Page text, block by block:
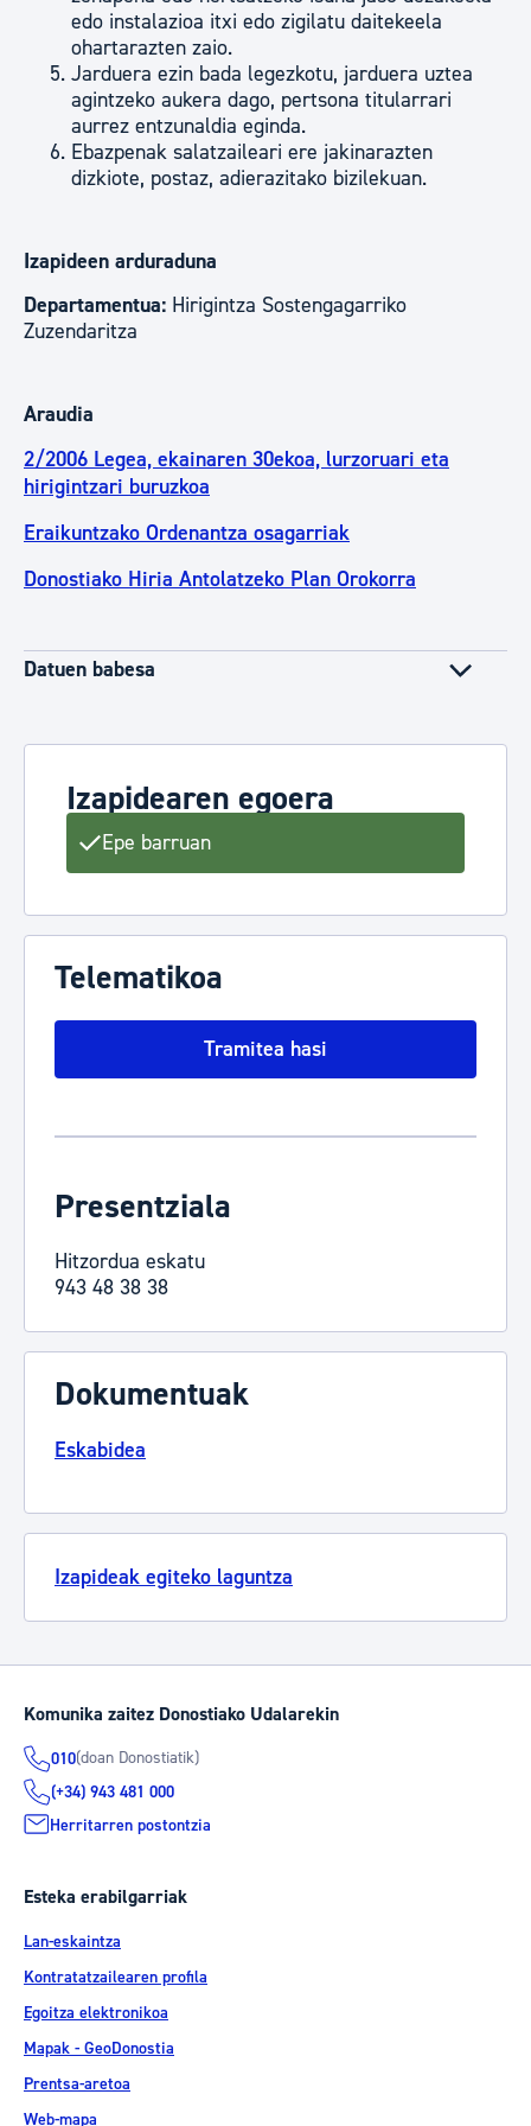
edo instalazioa itxi edo zigilatu daitekeela
ohartarazten zaio.
Jarduera ezin bada legezkotu, jarduera uztea
agintzeko aukera dago, pertsona titularrari
aurrez entzunaldia eginda.
Ebazpenak salatzaileari ere jakinarazten
dizkiote, postaz, adierazitako bizilekuan.
Izapideen arduraduna
Departamentua: Hirigintza Sostengagarriko
Zuzendaritza
Araudia
2/2006 Legea, ekainaren 30ekoa, lurzoruari eta
hirigintzari buruzkoa
Eraikuntzako Ordenantza osagarriak
Donostiako Hiria Antolatzeko Plan Orokorra
Datuen babesa
Izapidearen egoera
Epe barruan
Telematikoa
Tramitea hasi
Presentziala
Hitzordua eskatu
943 48 38 38
Dokumentuak
Eskabidea
Izapideak egiteko laguntza
Komunika zaitez Donostiako Udalarekin
010(doan Donostiatik)
(+34) 943 481 000
Herritarren postontzia
Esteka erabilgarriak
Lan-eskaintza
Kontratatzailearen profila
Egoitza elektronikoa
Mapak - GeoDonostia
Prentsa-aretoa
Web-mapa